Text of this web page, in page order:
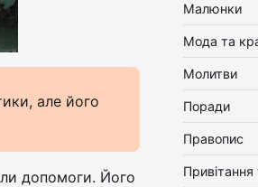
але його
допомоги. Його
Малюнки
Мода та
Молитви
Поради
Правопис